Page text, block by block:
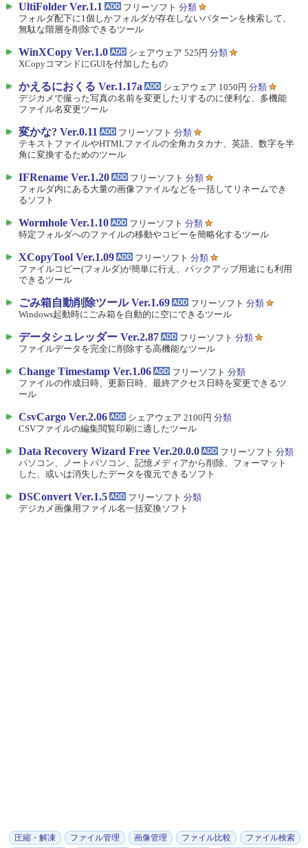
UltiFolder Ver.1.1 フリーソフト 分類
フォルダ配下に1個しかフォルダが存在しないパターンを検索して、
無駄な階層を削除できるツール
WinXCopy Ver.1.0 シェアウェア 525円 分類
XCopyコマンドにGUIを付加したもの
かえるにおくる Ver.1.17a シェアウェア 1050円 分類
デジカメで撮った写真の名前を変更したりするのに便利な、多機能
ファイル名変更ツール
変かな? Ver.0.11 フリーソフト 分類
テキストファイルやHTMLファイルの全角カタカナ、英語、数字を半
角に変換するためのツール
IFRename Ver.1.20 フリーソフト 分類
フォルダ内にある大量の画像ファイルなどを一括してリネームでき
るソフト
Wormhole Ver.1.10 フリーソフト 分類
特定フォルダへのファイルの移動やコピーを簡略化するツール
XCopyTool Ver.1.09 フリーソフト 分類
ファイルコピー(フォルダ)が簡単に行え、バックアップ用途にも利用
できるツール
ごみ箱自動削除ツール Ver.1.69 フリーソフト 分類
Windows起動時にごみ箱を自動的に空にできるツール
データシュレッダー Ver.2.87 フリーソフト 分類
ファイルデータを完全に削除する高機能なツール
Change Timestamp Ver.1.06 フリーソフト 分類
ファイルの作成日時、更新日時、最終アクセス日時を変更できるツ
ール
CsvCargo Ver.2.06 シェアウェア 2100円 分類
CSVファイルの編集閲覧印刷に適したツール
Data Recovery Wizard Free Ver.20.0.0 フリーソフト 分類
パソコン、ノートパソコン、記憶メディアから削除、フォーマット
した、或いは消失したデータを復元できるソフト
DSConvert Ver.1.5 フリーソフト 分類
デジカメ画像用ファイル名一括変換ソフト
圧縮・解凍 ファイル管理 画像管理 ファイル比較 ファイル検索